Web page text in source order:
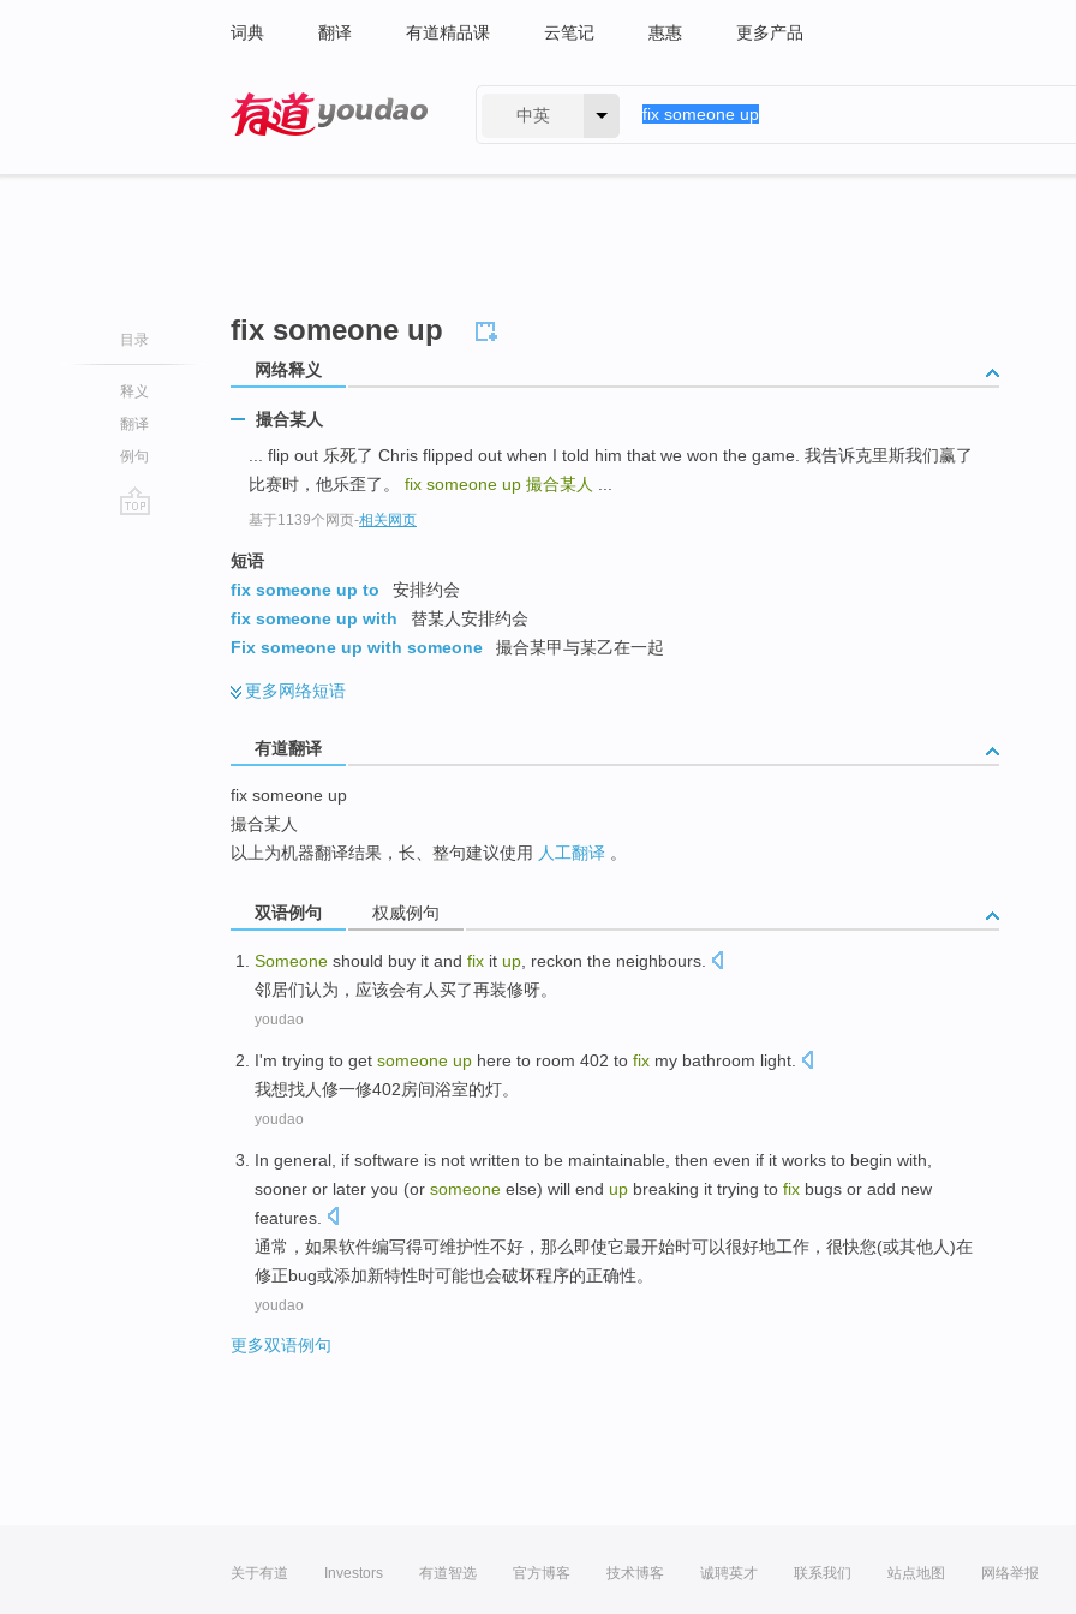
词典 翻译 有道精品课 云笔记 惠惠 更多产品
中英
目录
释义
翻译
例句
fix someone up
网络释义
撮合某人
... flip out 乐死了 Chris flipped out when I told him that we won the game. 我告诉克里斯我们赢了
比赛时，他乐歪了。 fix someone up 撮合某人
基于1139个网页-相关网页
短语
fix someone up to
安排约会
fix someone up with
替某人安排约会
Fix someone up with someone
撮合某甲与某乙在一起
更多网络短语
有道翻译
fix someone up
撮合某人
以上为机器翻译结果，长、整句建议使用 人工翻译 。
双语例句 权威例句
Someone should buy it and fix it up reckon the neighbours
邻居们认为 ， 应该会有人买了再装修呀。
youdao
I'm trying to get someone up here to room 402 to fix my bathroom light
我想找人修一修402房间浴室的灯。
youdao
In general if software is not written to be maintainable then even if it works to begin with,
sooner or later you (or someone else) will end up breaking it trying to fix bugs or add new
features
通常 ， 如果软件编写得可维护性不好， 那么 即使它最开始时可以很好地工作 ， 很快您(或其他人)在
修正bug或添加新特性时可能也会破坏程序的正确性。
youdao
更多双语例句
关于有道 Investors 有道智选 官方博客 技术博客 诚聘英才 联系我们 站点地图 网络举报